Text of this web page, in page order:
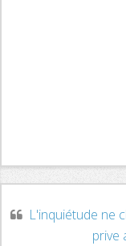
L'inquiétude ne
prive